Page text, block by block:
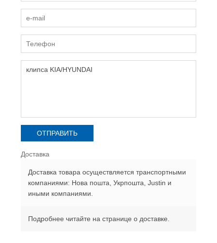
Доставка
Доставка товара осуществляется транспортными
компаниями: Нова пошта, Укрпошта, Justin и
иными компаниями.
Подробнее читайте на странице о доставке.